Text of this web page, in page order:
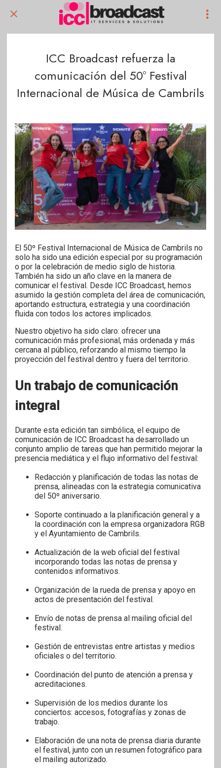
ICC Broadcast refuerza la
comunicación del 50º Festival
Internacional de Música de Cambrils
El 50º Festival Internacional de Música de Cambrils no
solo ha sido una edición especial por su programación
o por la celebración de medio siglo de historia.
También ha sido un año clave en la manera de
comunicar el festival. Desde ICC Broadcast, hemos
asumido la gestión completa del área de comunicación,
aportando estructura, estrategia y una coordinación
fluida con todos los actores implicados.
Nuestro objetivo ha sido claro: ofrecer una
comunicación más profesional, más ordenada y más
cercana al público, reforzando al mismo tiempo la
proyección del festival dentro y fuera del territorio.
Un trabajo de comunicación
integral
Durante esta edición tan simbólica, el equipo de
comunicación de ICC Broadcast ha desarrollado un
conjunto amplio de tareas que han permitido mejorar la
presencia mediática y el flujo informativo del festival:
Redacción y planificación de todas las notas de
prensa, alineadas con la estrategia comunicativa
del 50º aniversario.
Soporte continuado a la planificación general y a
la coordinación con la empresa organizadora RGB
y el Ayuntamiento de Cambrils.
Actualización de la web oficial del festival
incorporando todas las notas de prensa y
contenidos informativos.
Organización de la rueda de prensa y apoyo en
actos de presentación del festival.
Envío de notas de prensa al mailing oficial del
festival.
Gestión de entrevistas entre artistas y medios
oficiales o del territorio.
Coordinación del punto de atención a prensa y
acreditaciones.
Supervisión de los medios durante los
conciertos: accesos, fotografías y zonas de
trabajo.
Elaboración de una nota de prensa diaria durante
el festival, junto con un resumen fotográfico para
el mailing autorizado.